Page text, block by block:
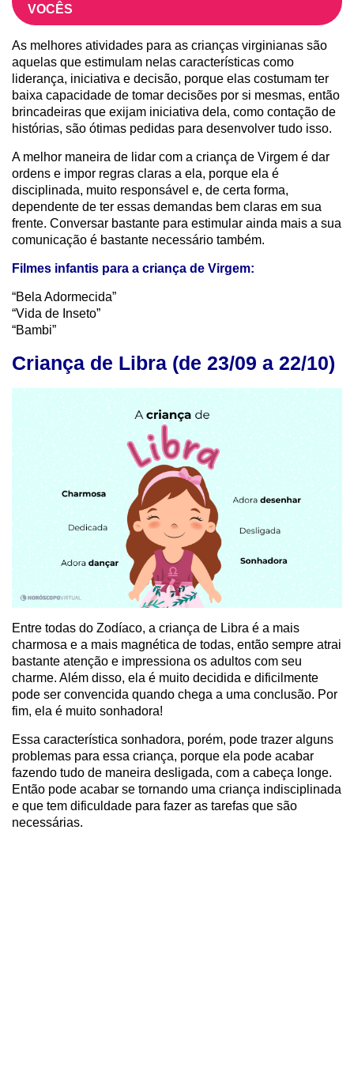
VOCÊS
As melhores atividades para as crianças virginianas são
aquelas que estimulam nelas características como
liderança, iniciativa e decisão, porque elas costumam ter
baixa capacidade de tomar decisões por si mesmas, então
brincadeiras que exijam iniciativa dela, como contação de
histórias, são ótimas pedidas para desenvolver tudo isso.
A melhor maneira de lidar com a criança de Virgem é dar
ordens e impor regras claras a ela, porque ela é
disciplinada, muito responsável e, de certa forma,
dependente de ter essas demandas bem claras em sua
frente. Conversar bastante para estimular ainda mais a sua
comunicação é bastante necessário também.
Filmes infantis para a criança de Virgem:
“Bela Adormecida”
“Vida de Inseto”
“Bambi”
Criança de Libra (de 23/09 a 22/10)
Entre todas do Zodíaco, a criança de Libra é a mais
charmosa e a mais magnética de todas, então sempre atrai
bastante atenção e impressiona os adultos com seu
charme. Além disso, ela é muito decidida e dificilmente
pode ser convencida quando chega a uma conclusão. Por
fim, ela é muito sonhadora!
Essa característica sonhadora, porém, pode trazer alguns
problemas para essa criança, porque ela pode acabar
fazendo tudo de maneira desligada, com a cabeça longe.
Então pode acabar se tornando uma criança indisciplinada
e que tem dificuldade para fazer as tarefas que são
necessárias.